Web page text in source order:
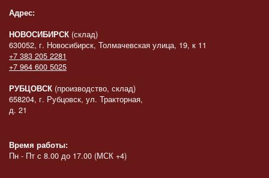
Адрес:
НОВОСИБИРСК (склад)
630052, г. Новосибирск, Толмачевская улица, 19, к 11
+7 383 205 2281
+7 964 600 5025
РУБЦОВСК (производство, склад)
658204, г. Рубцовск, ул. Тракторная,
д. 21
Время работы:
Пн - Пт с 8.00 до 17.00 (МСК +4)